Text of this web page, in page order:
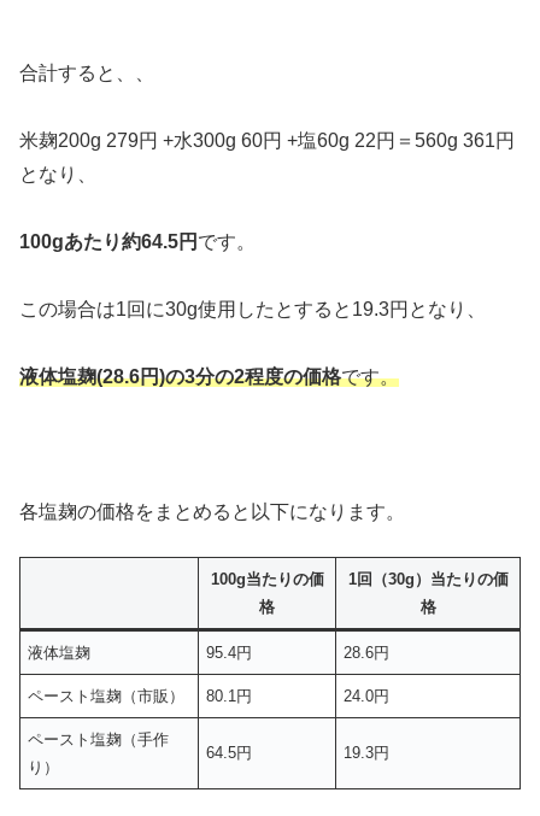
合計すると、、
米麹200g 279円 +水300g 60円 +塩60g 22円＝560g 361円
となり、
100gあたり約64.5円 です。
この場合は1回に30g使用したとすると19.3円となり、
液体塩麹(28.6円)の3分の2程度の価格です。
各塩麹の価格をまとめると以下になります。
100g当たりの価
格
1回（30g）当たりの価
格
液体塩麹 95.4円 28.6円
ペースト塩麹（市販） 80.1円 24.0円
ペースト塩麹（手作
り）
64.5円 19.3円